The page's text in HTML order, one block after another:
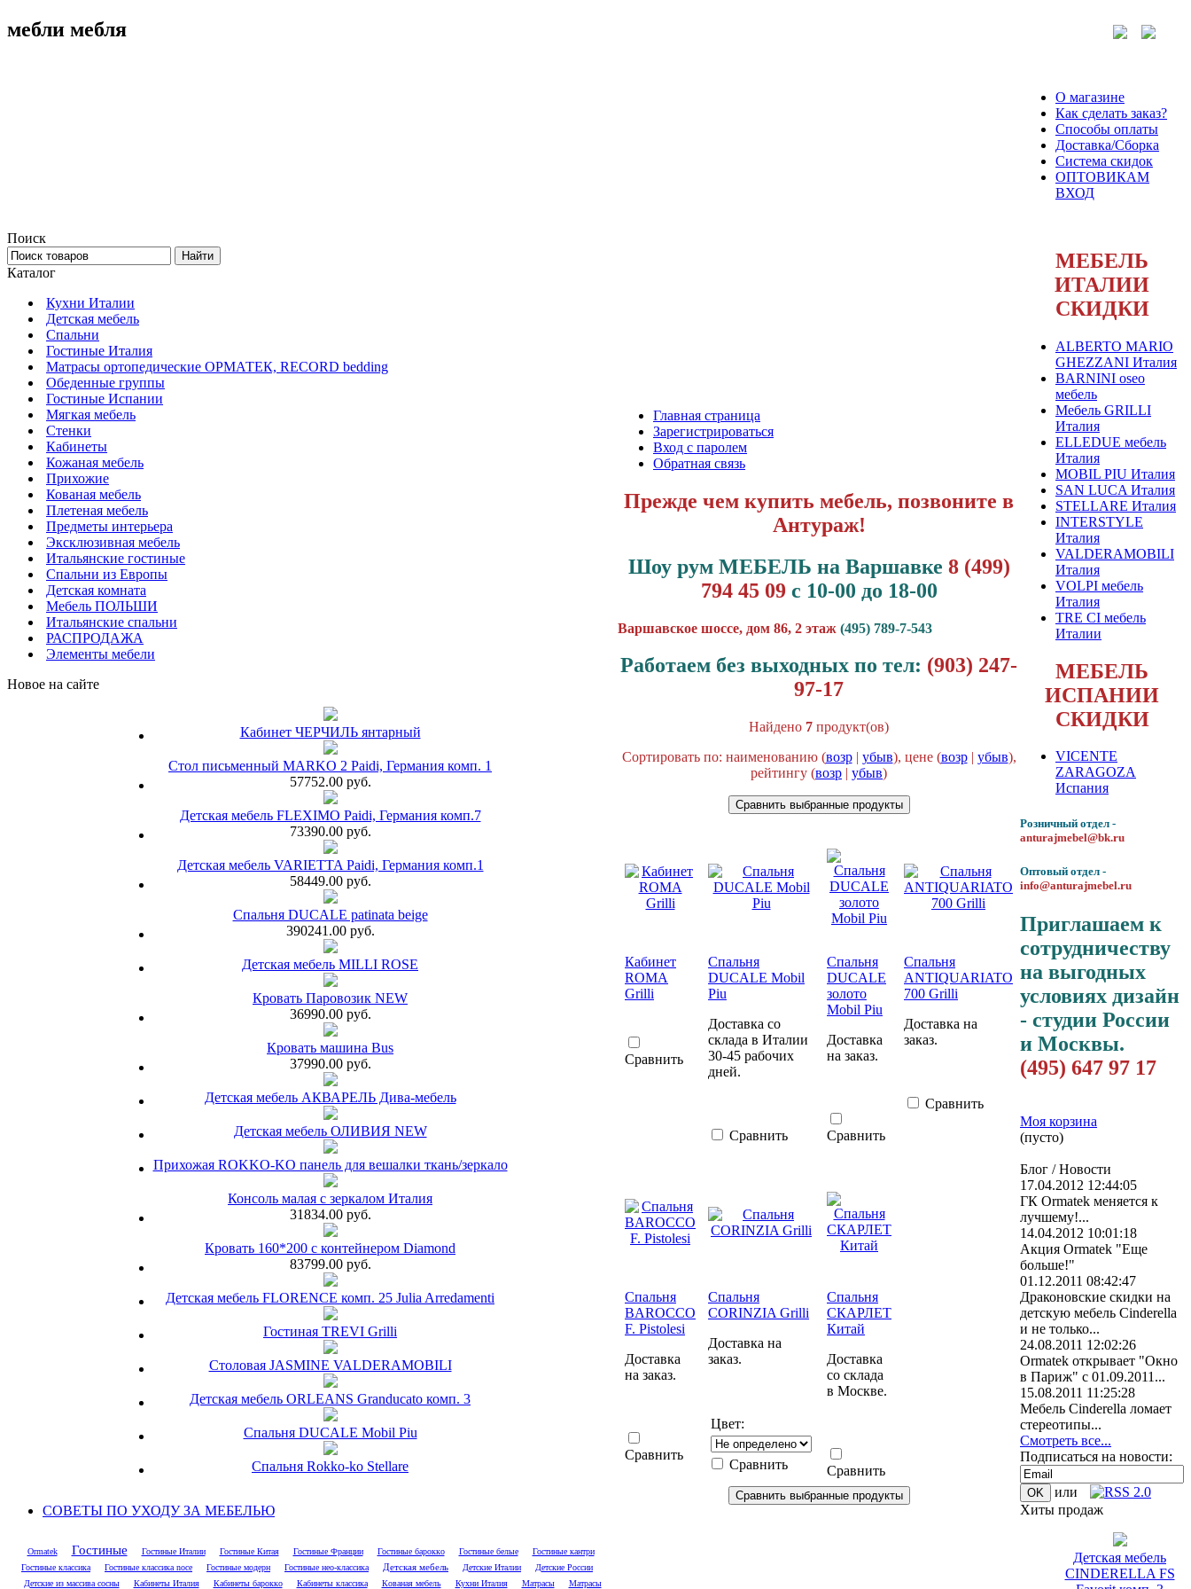
мебли мебля
Поиск
Каталог
Кухни Италии
Детская мебель
Спальни
Гостиные Италия
Матрасы ортопедические ОРМАТЕК, RECORD bedding
Обеденные группы
Гостиные Испании
Мягкая мебель
Стенки
Кабинеты
Кожаная мебель
Прихожие
Кованая мебель
Плетеная мебель
Предметы интерьера
Эксклюзивная мебель
Итальянские гостиные
Спальни из Европы
Детская комната
Мебель ПОЛЬШИ
Итальянские спальни
РАСПРОДАЖА
Элементы мебели
Новое на сайте
Кабинет ЧЕРЧИЛЬ янтарный
Стол письменный MARKO 2 Paidi, Германия комп. 1
57752.00 руб.
Детская мебель FLEXIMO Paidi, Германия комп.7
73390.00 руб.
Детская мебель VARIETTA Paidi, Германия комп.1
58449.00 руб.
Спальня DUCALE patinata beige
390241.00 руб.
Детская мебель MILLI ROSE
Кровать Паровозик NEW
36990.00 руб.
Кровать машина Bus
37990.00 руб.
Детская мебель АКВАРЕЛЬ Дива-мебель
Детская мебель ОЛИВИЯ NEW
Прихожая ROKKO-KO панель для вешалки ткань/зеркало
Консоль малая с зеркалом Италия
31834.00 руб.
Кровать 160*200 с контейнером Diamond
83799.00 руб.
Детская мебель FLORENCE комп. 25 Julia Arredamenti
Гостиная TREVI Grilli
Столовая JASMINE VALDERAMOBILI
Детская мебель ORLEANS Granducato комп. 3
Спальня DUCALE Mobil Piu
Спальня Rokko-ko Stellare
СОВЕТЫ ПО УХОДУ ЗА МЕБЕЛЬЮ
Ormatek Гостиные Гостиные Италии Гостиные Китая Гостиные Франции Гостиные барокко Гостиные белые
Гостиные кантри
Гостиные классика
Гостиные классика noce Гостиные модерн Гостиные нео-классика Детская мебель Детские Италии
Детские России
Детские из массива сосны
Кабинеты Италия Кабинеты барокко Кабинеты классика Кованая мебель Кухни Италия Матрасы Матрасы
Главная страница
Зарегистрироваться
Вход с паролем
Обратная связь
Прежде чем купить мебель, позвоните в
Антураж!
Шоу рум МЕБЕЛЬ на Варшавке 8 (499)
794 45 09с 10-00 до 18-00
Варшавское шоссе, дом 86, 2 этаж (495) 789-7-543
Работаем без выходных по тел: (903) 247-
97-17
Найдено 7 продукт(ов)
Сортировать по: наименованию (возр| убыв), цене (возр| убыв),
рейтингу (возр | убыв)
Кабинет
ROMA
Grilli
Сравнить
Спальня
DUCALE Mobil
Piu
Доставка со
склада в Италии
30-45 рабочих
дней.
Сравнить
Спальня
DUCALE
золото
Mobil Piu
Доставка
на заказ.
Сравнить
Спальня
ANTIQUARIATO
700 Grilli
Доставка на
заказ.
Сравнить
Спальня
BAROCCO
F. Pistolesi
Доставка
на заказ.
Сравнить
Спальня
CORINZIA Grilli
Доставка на
заказ.
Цвет:
Сравнить
Спальня
СКАРЛЕТ
Китай
Доставка
со склада
в Москве.
Сравнить
О магазине
Как сделать заказ?
Способы оплаты
Доставка/Сборка
Система скидок
ОПТОВИКАМ
ВХОД
МЕБЕЛЬ
ИТАЛИИ
СКИДКИ
ALBERTO MARIO
GHEZZANI Италия
BARNINI oseo
мебель
Мебель GRILLI
Италия
ELLEDUE мебель
Италия
MOBIL PIU Италия
SAN LUCA Италия
STELLARE Италия
INTERSTYLE
Италия
VALDERAMOBILI
Италия
VOLPI мебель
Италия
TRE CI мебель
Италии
МЕБЕЛЬ
ИСПАНИИ
СКИДКИ
VICENTE
ZARAGOZA
Испания
Розничный отдел -
anturajmebel@bk.ru
Оптовый отдел -
info@anturajmebel.ru
Приглашаем к
сотрудничеству
на выгодных
условиях дизайн
- студии России
и Москвы.
(495) 647 97 17
Моя корзина
(пусто)
Блог / Новости
17.04.2012 12:44:05
ГК Ormatek меняется к
лучшему!...
14.04.2012 10:01:18
Акция Ormatek "Еще
больше!"
01.12.2011 08:42:47
Драконовские скидки на
детскую мебель Cinderella
и не только...
24.08.2011 12:02:26
Ormatek открывает "Окно
в Париж" с 01.09.2011...
15.08.2011 11:25:28
Мебель Cinderella ломает
стереотипы...
Смотреть все...
Подписаться на новости:
или
Хиты продаж
Детская мебель
CINDERELLA FS